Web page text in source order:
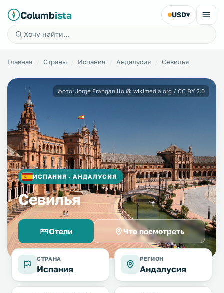
Columbista USD▾
Главная Страны Испания Андалусия Севилья
ИСПАНИЯ · АНДАЛУСИЯ
Севилья
Отели Что посмотреть
фото: Jorge Franganillo @ wikimedia.org / CC BY 2.0
СТРАНА
Испания
РЕГИОН
Андалусия